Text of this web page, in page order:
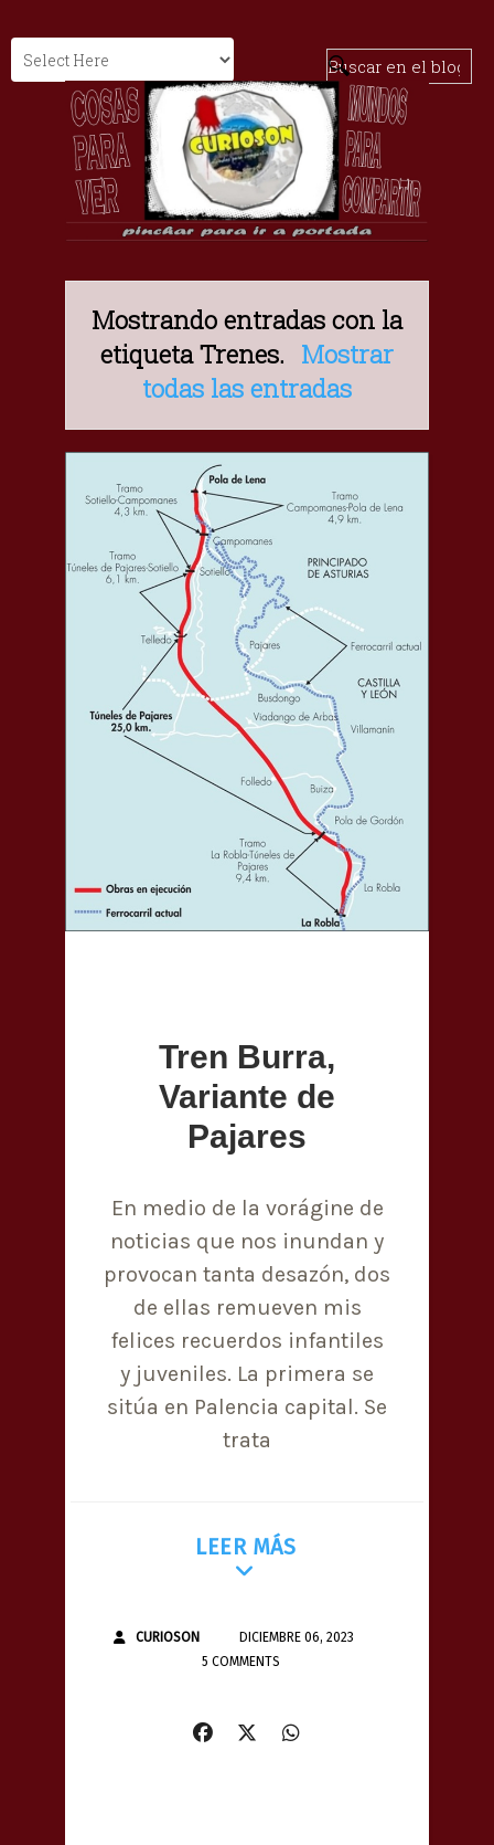
Mostrando entradas con la
etiquetaTrenes. Mostrar
todas las entradas
Tren Burra,
Variante de
Pajares
En medio de la vorágine de
noticias que nos inundan y
provocan tanta desazón, dos
de ellas remueven mis
felices recuerdos infantiles
y juveniles. La primera se
sitúa en Palencia capital. Se
trata
LEER MÁS
CURIOSON
DICIEMBRE 06, 2023
5 COMMENTS